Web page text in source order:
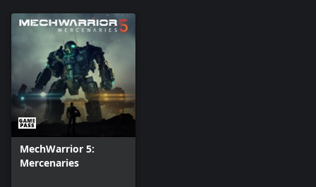
MechWarrior 5:
Mercenaries